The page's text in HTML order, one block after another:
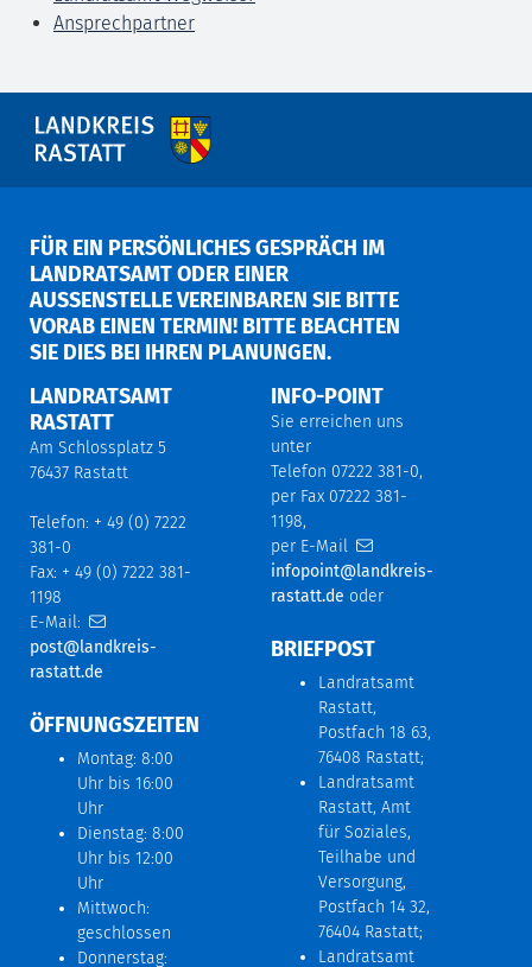
Ansprechpartner
FÜR EIN PERSÖNLICHES GESPRÄCH IM
LANDRATSAMT ODER EINER
AUSSENSTELLE VEREINBAREN SIE BITTE V
ORAB EINEN TERMIN! BITTE BEACHTEN S
IE DIES BEI IHREN PLANUNGEN.
LANDRATSAMT
RASTATT
Am Schlossplatz 5
76437 Rastatt
Telefon: + 49 (0) 7222
381-0
Fax: + 49 (0) 7222 381-
1198
E-Mail:
post@landkreis-
rastatt.de
ÖFFNUNGSZEITEN
Montag: 8:00
Uhr bis 16:00
Uhr
Dienstag: 8:00
Uhr bis 12:00
Uhr
Mittwoch:
geschlossen
Donnerstag:
INFO-POINT
Sie erreichen uns
unter
Telefon 07222 381-0,
per Fax 07222 381-
1198,
per E-Mail
infopoint@landkreis-
rastatt.de oder
BRIEFPOST
Landratsamt
Rastatt,
Postfach 18 63,
76408 Rastatt;
Landratsamt
Rastatt, Amt
für Soziales,
Teilhabe und
Versorgung,
Postfach 14 32,
76404 Rastatt;
Landratsamt